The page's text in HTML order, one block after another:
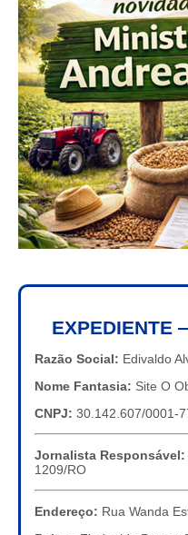
EXPEDIENTE
Razão Social: Edivaldo
Nome Fantasia: Site O
CNPJ: 30.142.607/0001-
Jornalista Responsável:
1209/RO
Endereço: Rua Wanda